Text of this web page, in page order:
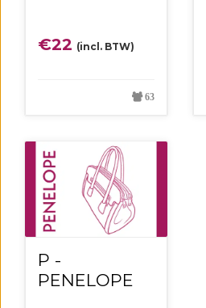
€22 (incl. BTW)
63
P -
PENELOPE